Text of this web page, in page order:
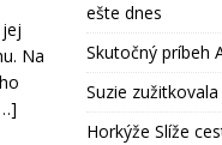
Na
ešte dnes
Skutočný príbeh
Suzie
Horkýže Slíže